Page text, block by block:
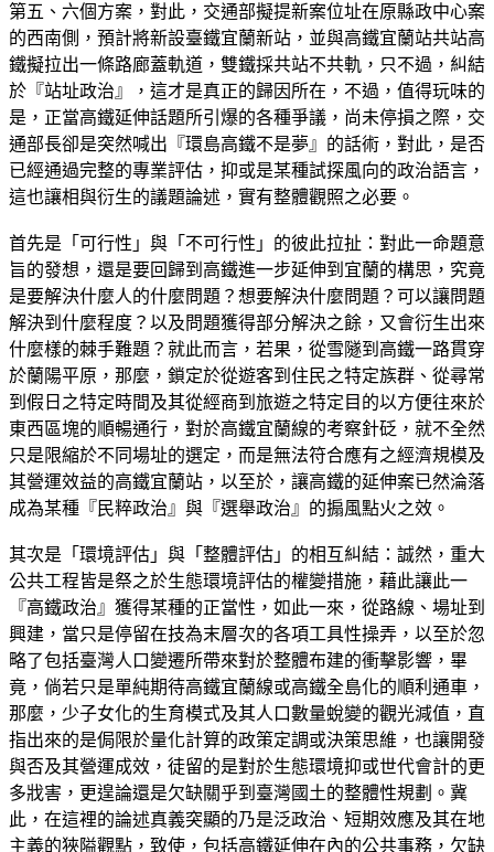
第五、六個方案，對此，交通部擬提新案位址在原縣政中心案
的西南側，預計將新設臺鐵宜蘭新站，並與高鐵宜蘭站共站高
鐵擬拉出一條路廊蓋軌道，雙鐵採共站不共軌，只不過，糾結
於『站址政治』，這才是真正的歸因所在，不過，值得玩味的
是，正當高鐵延伸話題所引爆的各種爭議，尚未停損之際，交
通部長卻是突然喊出『環島高鐵不是夢』的話術，對此，是否
已經通過完整的專業評估，抑或是某種試探風向的政治語言，
這也讓相與衍生的議題論述，實有整體觀照之必要。
首先是「可行性」與「不可行性」的彼此拉扯：對此一命題意
旨的發想，還是要回歸到高鐵進一步延伸到宜蘭的構思，究竟
是要解決什麼人的什麼問題？想要解決什麼問題？可以讓問題
解決到什麼程度？以及問題獲得部分解決之餘，又會衍生出來
什麼樣的棘手難題？就此而言，若果，從雪隧到高鐵一路貫穿
於蘭陽平原，那麼，鎖定於從遊客到住民之特定族群、從尋常
到假日之特定時間及其從經商到旅遊之特定目的以方便往來於
東西區塊的順暢通行，對於高鐵宜蘭線的考察針砭，就不全然
只是限縮於不同場址的選定，而是無法符合應有之經濟規模及
其營運效益的高鐵宜蘭站，以至於，讓高鐵的延伸案已然淪落
成為某種『民粹政治』與『選舉政治』的搧風點火之效。
其次是「環境評估」與「整體評估」的相互糾結：誠然，重大
公共工程皆是祭之於生態環境評估的權變措施，藉此讓此一
『高鐵政治』獲得某種的正當性，如此一來，從路線、場址到
興建，當只是停留在技為末層次的各項工具性操弄，以至於忽
略了包括臺灣人口變遷所帶來對於整體布建的衝擊影響，畢
竟，倘若只是單純期待高鐵宜蘭線或高鐵全島化的順利通車，
那麼，少子女化的生育模式及其人口數量蛻變的觀光減值，直
指出來的是侷限於量化計算的政策定調或決策思維，也讓開發
與否及其營運成效，徒留的是對於生態環境抑或世代會計的更
多戕害，更遑論還是欠缺關乎到臺灣國土的整體性規劃。冀
此，在這裡的論述真義突顯的乃是泛政治、短期效應及其在地
主義的狹隘觀點，致使，包括高鐵延伸在內的公共事務，欠缺